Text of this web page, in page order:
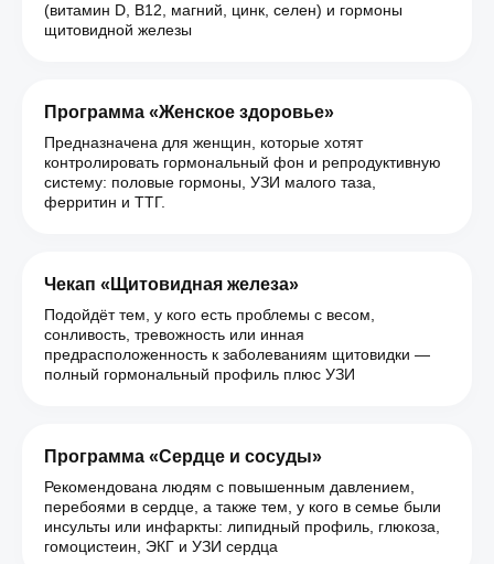
(витамин D, B12, магний, цинк, селен) и гормоны
щитовидной железы
Программа «Женское здоровье»
Предназначена для женщин, которые хотят
контролировать гормональный фон и репродуктивную
систему: половые гормоны, УЗИ малого таза,
ферритин и ТТГ.
Чекап «Щитовидная железа»
Подойдёт тем, у кого есть проблемы с весом,
сонливость, тревожность или инная
предрасположенность к заболеваниям щитовидки —
полный гормональный профиль плюс УЗИ
Программа «Сердце и сосуды»
Рекомендована людям с повышенным давлением,
перебоями в сердце, а также тем, у кого в семье были
инсульты или инфаркты: липидный профиль, глюкоза,
гомоцистеин, ЭКГ и УЗИ сердца